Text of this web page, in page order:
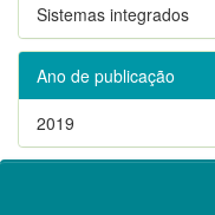
Sistemas integrados
Ano de publicação
2019